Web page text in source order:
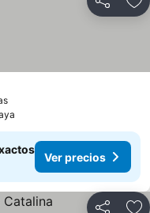
Compartir
Ver precios
Ver precios